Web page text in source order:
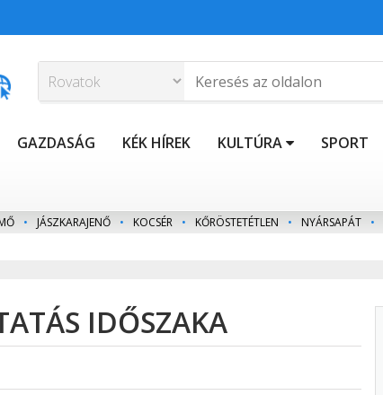
GAZDASÁG KÉK HÍREK KULTÚRA SPORT
• JÁSZKARAJENŐ • KOCSÉR • KŐRÖSTETÉTLEN • NYÁRSAPÁT •
IDŐSZAKA